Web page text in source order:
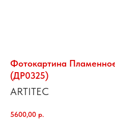
Фотокартина
(ДР0325)
ARTITEC
5600,00 р.